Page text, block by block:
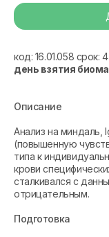
код: 16.01.058 срок:
день взятия
Описание
Анализ на миндаль,
(повышенную
типа к
крови
сталкивался с
отрицательным.
Подготовка